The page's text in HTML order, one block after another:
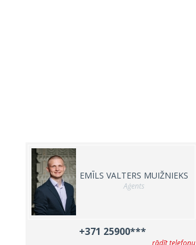
EMĪLS VALTERS MUIŽNIEKS
Aģents
+371 25900***
rādīt telefonu